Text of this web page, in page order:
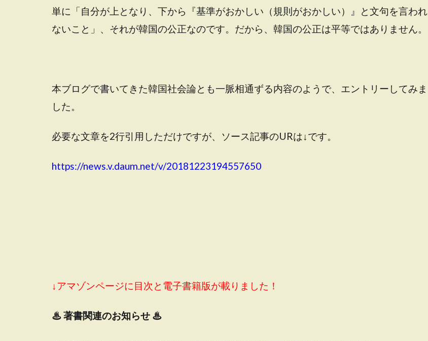
単に「自分が上となり、下から『基準がおかしい（規則がおかしい）』と文句を言われ
ないこと」、それが韓国の公正なのです。だから、韓国の公正は平等ではありません。
本ブログで書いてきた韓国社会論とも一脈相通ずる内容のようで、エントリーしてみま
した。
必要な文章を2行引用しただけですが、ソース記事のURは↓です。
https://news.v.daum.net/v/20181223194557650
↓アマゾンページに目次と電子書籍版が載りました！
♨著書関連のお知らせ ♨